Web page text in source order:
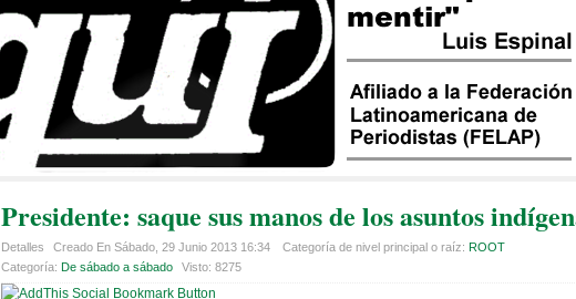
Presidente: saque sus manos de los asuntos
Detalles Creado En Sábado, 29 Junio 2013 16:34 Categoría de nivel principal o raíz: ROOT
Categoría: De sábado a sábado Visto: 8275